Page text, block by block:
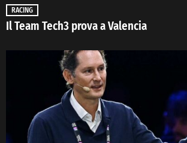
RACING
Il Team Tech3 prova a Valencia